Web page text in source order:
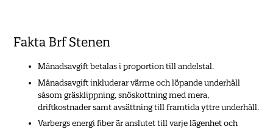
är till exempel räntor och amortering på föreningens lån, drift-
och underhållskostnader samt framtida yttre underhåll.
Fakta Brf Stenen
Månadsavgift betalas i proportion till andelstal.
Månadsavgift inkluderar värme och löpande underhåll
såsom gräsklippning, snöskottning med mera,
driftkostnader samt avsättning till framtida yttre underhåll.
Varbergs energi fiber är anslutet till varje lägenhet och